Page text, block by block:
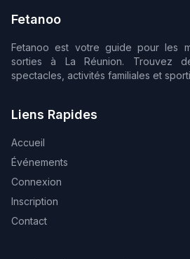
Fetanoo
Fetanoo est votre guide pour les
sorties à La Réunion. Trouvez
spectacles, activités familiales et
Liens Rapides
Accueil
Événements
Connexion
Inscription
Contact